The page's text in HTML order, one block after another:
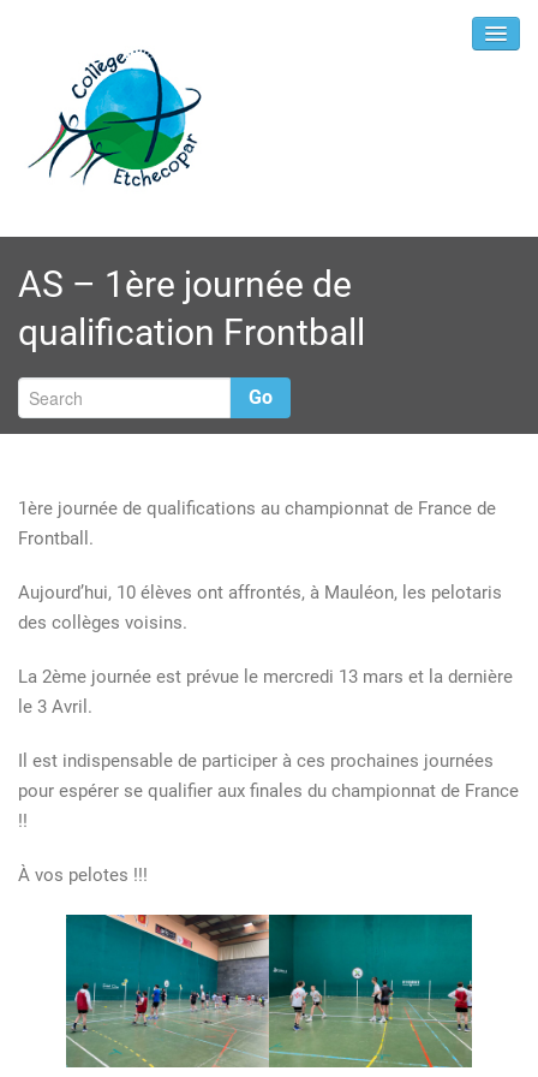
AS – 1ère journée de
qualification Frontball
Go
1ère journée de qualifications au championnat de France de
Frontball.
Aujourd’hui, 10 élèves ont affrontés, à Mauléon, les pelotaris
des collèges voisins.
La 2ème journée est prévue le mercredi 13 mars et la dernière
le 3 Avril.
Il est indispensable de participer à ces prochaines journées
pour espérer se qualifier aux finales du championnat de France
!!
À vos pelotes !!!